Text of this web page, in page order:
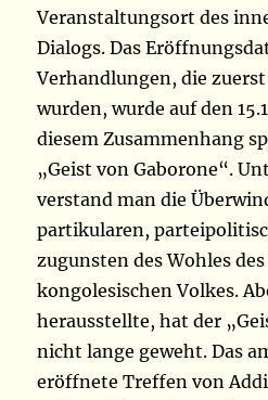
Veranstaltungsort des
Dialogs. Das
Verhandlungen, die
wurden, wurde auf den
diesem Zusammenhang
„Geist von Gaborone“.
verstand man die
partikularen,
zugunsten des Wohles
kongolesischen Volkes.
herausstellte, hat der
nicht lange geweht. Das
eröffnete Treffen von